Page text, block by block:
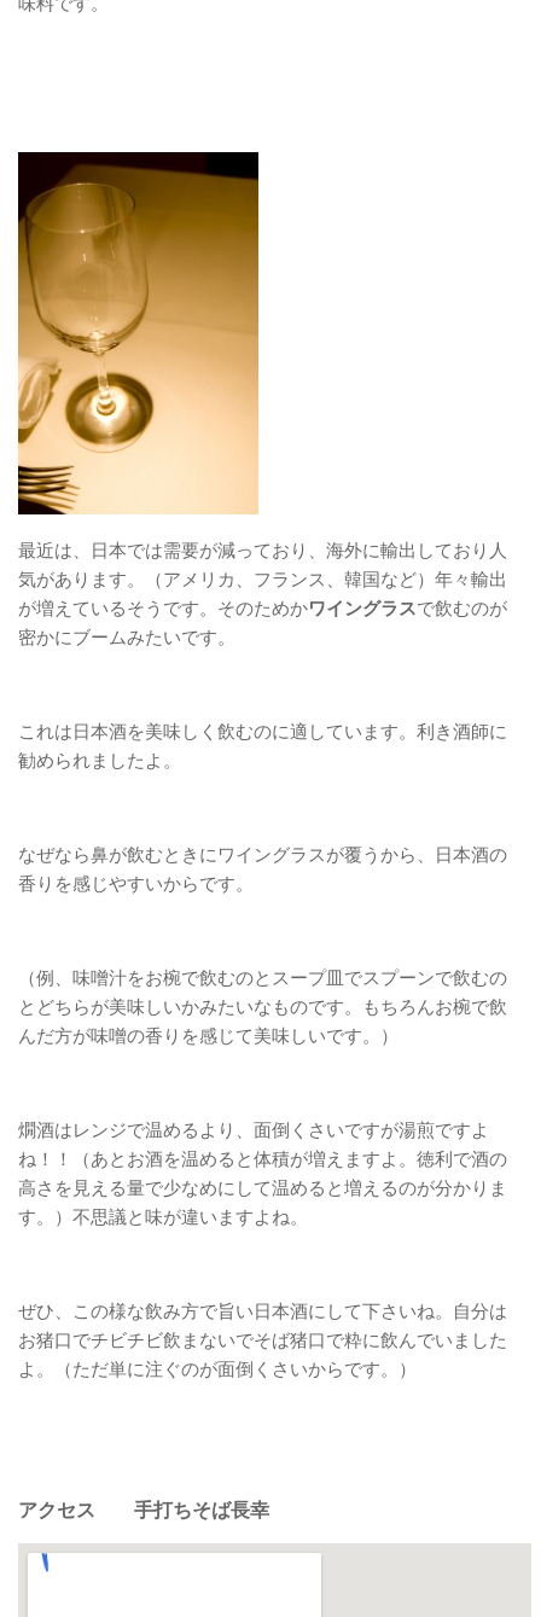
最近は、日本では需要が減っており、海外に輸出しており人
気があります。（アメリカ、フランス、韓国など）年々輸出
が増えているそうです。そのためかワイングラスで飲むのが
密かにブームみたいです。
これは日本酒を美味しく飲むのに適しています。利き酒師に
勧められましたよ。
なぜなら鼻が飲むときにワイングラスが覆うから、日本酒の
香りを感じやすいからです。
（例、味噌汁をお椀で飲むのとスープ皿でスプーンで飲むの
とどちらが美味しいかみたいなものです。もちろんお椀で飲
んだ方が味噌の香りを感じて美味しいです。）
燗酒はレンジで温めるより、面倒くさいですが湯煎ですよ
ね！！（あとお酒を温めると体積が増えますよ。徳利で酒の
高さを見える量で少なめにして温めると増えるのが分かりま
す。）不思議と味が違いますよね。
ぜひ、この様な飲み方で旨い日本酒にして下さいね。自分は
お猪口でチビチビ飲まないでそば猪口で粋に飲んでいました
よ。（ただ単に注ぐのが面倒くさいからです。）
アクセス 手打ちそば長幸